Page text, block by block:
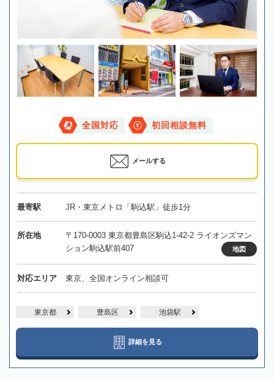
全国対応 初回相談無料
メールする
最寄駅 JR・東京メトロ「駒込駅」徒歩1分
所在地
〒170-0003 東京都豊島区駒込1-42-2 ライオンズマン
ション駒込駅前407
地図
対応エリア 東京、全国オンライン相談可
東京都 豊島区 池袋駅
詳細を見る